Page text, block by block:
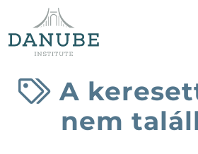
A
nem